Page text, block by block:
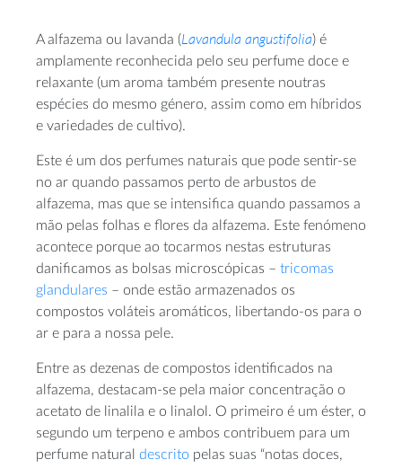
A alfazema ou lavanda (Lavandula angustifolia) é
amplamente reconhecida pelo seu perfume doce e
relaxante (um aroma também presente noutras
espécies do mesmo género, assim como em híbridos
e variedades de cultivo).
Este é um dos perfumes naturais que pode sentir-se
no ar quando passamos perto de arbustos de
alfazema, mas que se intensifica quando passamos a
mão pelas folhas e flores da alfazema. Este fenómeno
acontece porque ao tocarmos nestas estruturas
danificamos as bolsas microscópicas – tricomas
glandulares – onde estão armazenados os
compostos voláteis aromáticos, libertando-os para o
ar e para a nossa pele.
Entre as dezenas de compostos identificados na
alfazema, destacam-se pela maior concentração o
acetato de linalila e o linalol. O primeiro é um éster, o
segundo um terpeno e ambos contribuem para um
perfume natural descrito pelas suas “notas doces,